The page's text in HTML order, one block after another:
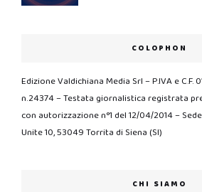
COLOPHON
Edizione Valdichiana Media Srl – P.IVA e C.F.
n.24374 – Testata giornalistica registrata
con autorizzazione n°1 del 12/04/2014 –
Unite 10, 53049 Torrita di Siena (SI)
CHI SIAMO